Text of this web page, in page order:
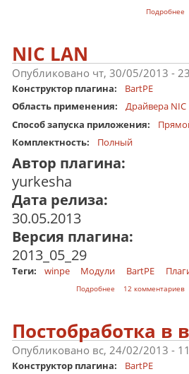
Подробнее
NIC LAN
Опубликовано чт, 30/05/2013 -
Конструктор плагина:
BartPE
Область применения:
Драйвера NIC
Способ запуска приложения:
Комплектность:
Полный
Автор плагина:
yurkesha
Дата релиза:
30.05.2013
Версия плагина:
2013_05_29
Теги: winpe Модули BartPE
Подробнее о NIC LAN
12 комментариев
Постобработка в
Опубликовано вс, 24/02/2013 -
Конструктор плагина: BartPE